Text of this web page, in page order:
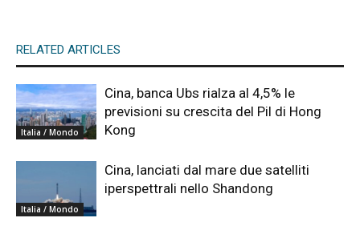
RELATED ARTICLES
Italia / Mondo
Cina, banca Ubs rialza al 4,5% le
previsioni su crescita del Pil di Hong
Kong
Italia / Mondo
Cina, lanciati dal mare due satelliti
iperspettrali nello Shandong